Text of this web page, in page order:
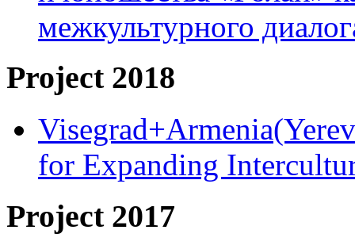
межкультурного
Project 2018
for Expanding
Project 2017